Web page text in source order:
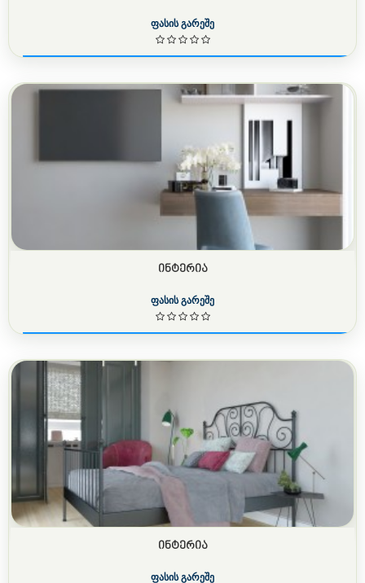
ფასის გარეშე
ᲘᲜᲢᲔᲠᲘᲐ
ფასის გარეშე
ᲘᲜᲢᲔᲠᲘᲐ
ფასის გარეშე